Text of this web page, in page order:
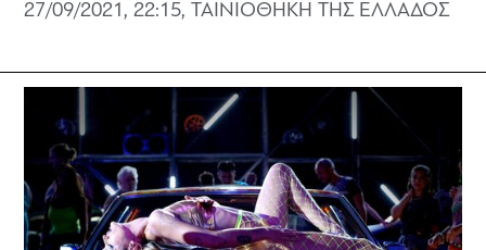
27/09/2021, 22:15, ΤΑΙΝΙΟΘΗΚΗ ΤΗΣ ΕΛΛΑΔΟΣ